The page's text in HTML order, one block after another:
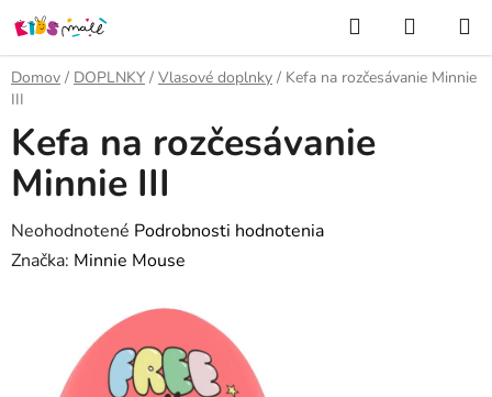
Prejsť
na
obsah
Hľadať
KOŠÍK
Domov / DOPLNKY / Vlasové doplnky / Kefa na rozčesávanie Minnie
III
Kefa na rozčesávanie
Minnie III
Priemerné
hodnotenie
Neohodnotené Podrobnosti hodnotenia
Značka: Minnie Mouse